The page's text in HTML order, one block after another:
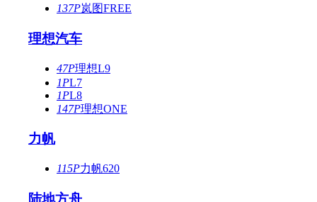
137P岚图FREE
理想汽车
47P理想L9
1PL7
1PL8
147P理想ONE
力帆
115P力帆620
陆地方舟